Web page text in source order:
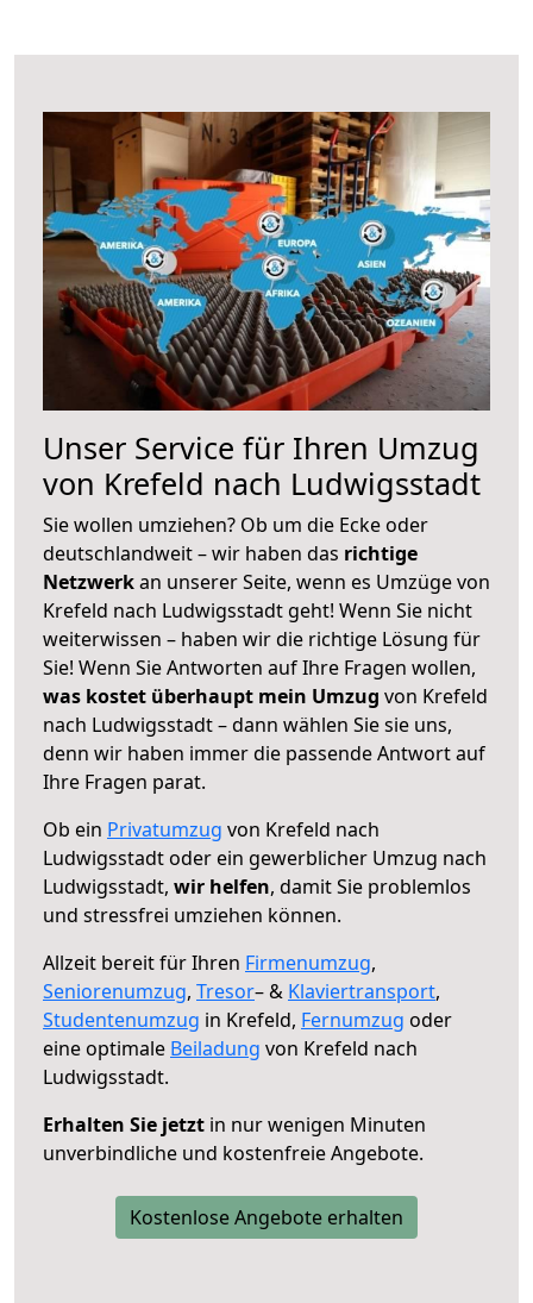
Unser Service für Ihren Umzug
von Krefeld nach Ludwigsstadt
Sie wollen umziehen? Ob um die Ecke oder
deutschlandweit – wir haben das richtige
Netzwerkan unserer Seite, wenn es Umzüge von
Krefeld nach Ludwigsstadt geht! Wenn Sie nicht
weiterwissen – haben wir die richtige Lösung für
Sie! Wenn Sie Antworten auf Ihre Fragen wollen,
was kostet überhaupt mein Umzug von Krefeld
nach Ludwigsstadt – dann wählen Sie sie uns,
denn wir haben immer die passende Antwort auf
Ihre Fragen parat.
Ob ein Privatumzug von Krefeld nach
Ludwigsstadt oder ein gewerblicher Umzug nach
Ludwigsstadt, wir helfen, damit Sie problemlos
und stressfrei umziehen können.
Allzeit bereit für Ihren Firmenumzug,
Seniorenumzug, Tresor– & Klaviertransport,
Studentenumzug in Krefeld, Fernumzug oder
eine optimale Beiladung von Krefeld nach
Ludwigsstadt.
Erhalten Sie jetzt in nur wenigen Minuten
unverbindliche und kostenfreie Angebote.
Kostenlose Angebote erhalten